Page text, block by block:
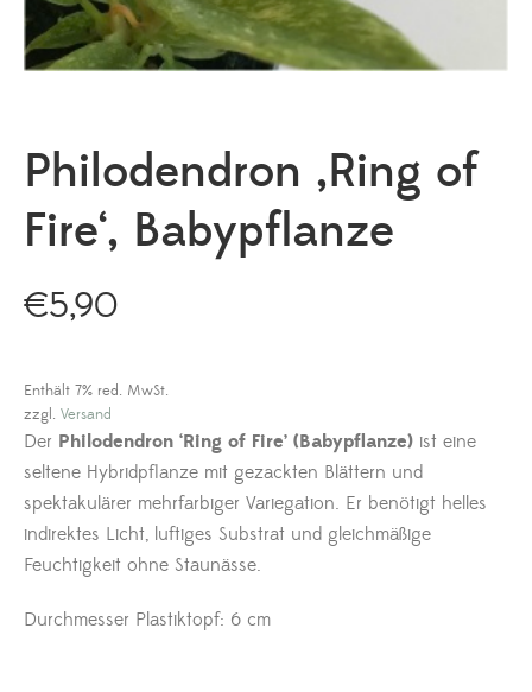
Philodendron ‚Ring of
Fire‘, Babypflanze
€5,90
Enthält 7% red. MwSt.
zzgl. Versand
Der Philodendron ‘Ring of Fire’ (Babypflanze) ist eine
seltene Hybridpflanze mit gezackten Blättern und
spektakulärer mehrfarbiger Variegation. Er benötigt helles
indirektes Licht, luftiges Substrat und gleichmäßige
Feuchtigkeit ohne Staunässe.
Durchmesser Plastiktopf: 6 cm